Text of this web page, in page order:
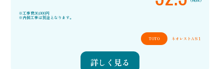
※工事費30,000円
※内装工事は別途となります。
TOTO ネオレストA S１
詳しく見る